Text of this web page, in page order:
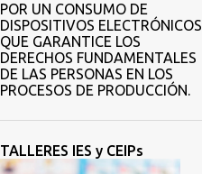
POR UN CONSUMO DE
DISPOSITIVOS ELECTRÓNICOS
QUE GARANTICE LOS
DERECHOS FUNDAMENTALES
DE LAS PERSONAS EN LOS
PROCESOS DE PRODUCCIÓN.
TALLERES IES y CEIPs